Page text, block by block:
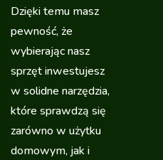
Dzięki temu masz
pewność, że
wybierając nasz
sprzęt inwestujesz
w solidne narzędzia,
które sprawdzą się
zarówno w użytku
domowym, jak i